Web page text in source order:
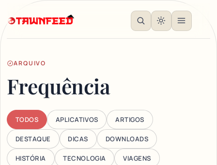
ARQUIVO
Frequência
TODOS APLICATIVOS ARTIGOS
DESTAQUE DICAS DOWNLOADS
HISTÓRIA TECNOLOGIA VIAGENS